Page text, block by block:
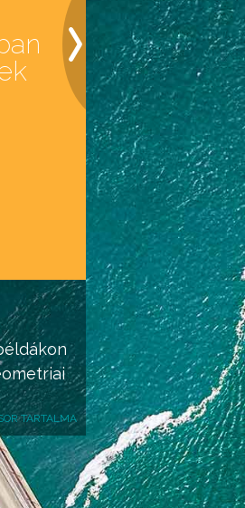
TARTALMA